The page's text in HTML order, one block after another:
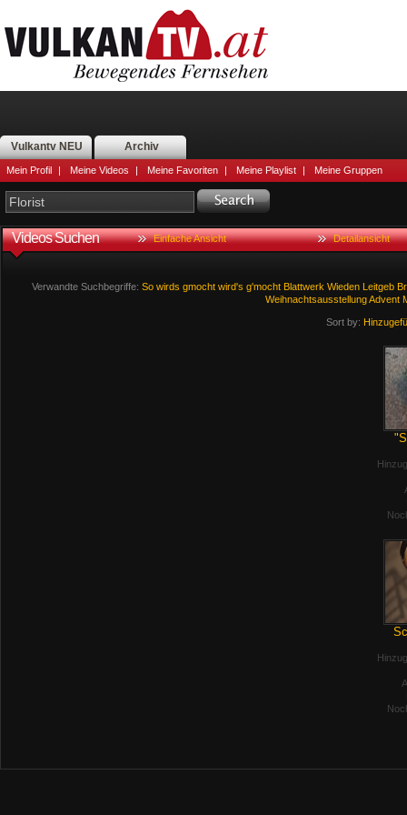
Vulkantv NEU Archiv
Mein Profil | Meine Videos | Meine Favoriten | Meine Playlist | Meine Gruppen
Videos Suchen Einfache Ansicht Detailansicht
Verwandte Suchbegriffe: So wirds gmocht wird's g'mocht Blattwerk Wieden Leitgeb
WeihnachtsausstellungAdvent
Sort by: